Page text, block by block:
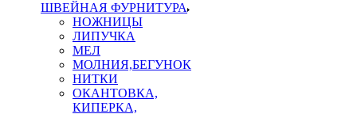
ШВЕЙНАЯ ФУРНИТУРА
НОЖНИЦЫ
ЛИПУЧКА
МЕЛ
МОЛНИЯ,БЕГУНОК
НИТКИ
ОКАНТОВКА,
КИПЕРКА,